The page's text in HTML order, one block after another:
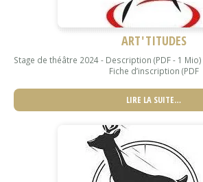
ART'TITUDES
Stage de théâtre 2024 - Description (PDF - 1
Fiche d’inscription (PDF
LIRE LA SUITE…